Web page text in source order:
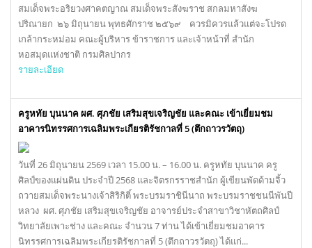
สมเด็จพระอริยวงศาคตญาณ สมเด็จพระสังฆราช สกลมหาสังฆ
ปริณายก ๒๖ มิถุนายน พุทธศักราช ๒๕๖๙ ควรมิควรแล้วแต่จะโปรด
เกล้ากระหม่อม คณะผู้บริหาร ข้าราชการ และเจ้าหน้าที่ สำนัก
หอสมุดแห่งชาติ กรมศิลปากร
รายละเอียด
ครูหทัย บุนนาค ผศ. ศุภชัย เสริมสุขเจริญชัย และคณะ เข้าเยี่ยมชม
อาคารนิทรรศการเฉลิมพระเกียรติรัชกาลที่ 5 (ตึกถาวรวัตถุ)
วันที่ 26 มิถุนายน 2569 เวลา 15.00 น. – 16.00 น. ครูหทัย บุนนาค ครู
ศิลป์ของแผ่นดิน ประจำปี 2568 และจิตรกรราชสำนัก ผู้เขียนพัดด้ามจิ้ว
ถวายสมเด็จพระนางเจ้าสิริกิติ์ พระบรมราชินีนาถ พระบรมราชชนนีพันปี
หลวง ผศ. ศุภชัย เสริมสุขเจริญชัย อาจารย์ประจำสาขาวิชาหัตถศิลป์
วิทยาลัยเพาะช่าง และคณะ จำนวน 7 ท่าน ได้เข้าเยี่ยมชมอาคาร
นิทรรศการเฉลิมพระเกียรติรัชกาลที่ 5 (ตึกถาวรวัตถุ) ได้แก่...